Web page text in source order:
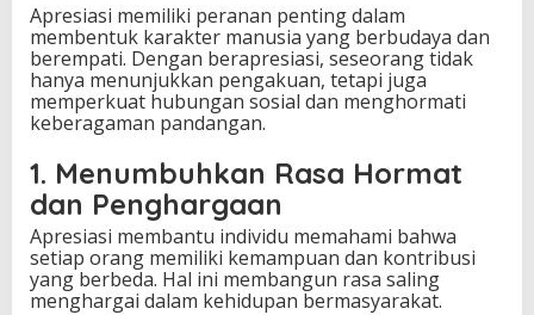
Apresiasi memiliki peranan penting dalam
membentuk karakter manusia yang berbudaya dan
berempati. Dengan berapresiasi, seseorang tidak
hanya menunjukkan pengakuan, tetapi juga
memperkuat hubungan sosial dan menghormati
keberagaman pandangan.
1. Menumbuhkan Rasa Hormat
dan Penghargaan
Apresiasi membantu individu memahami bahwa
setiap orang memiliki kemampuan dan kontribusi
yang berbeda. Hal ini membangun rasa saling
menghargai dalam kehidupan bermasyarakat.